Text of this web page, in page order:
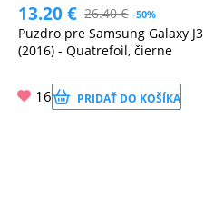
13.20€ 26.40€ -50%
Puzdro pre Samsung Galaxy J3
(2016) - Quatrefoil, čierne
16 PRIDAŤ DO KOŠÍKA